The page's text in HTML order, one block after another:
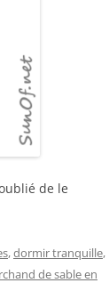
de le
,dormir tranquille,
de sable en